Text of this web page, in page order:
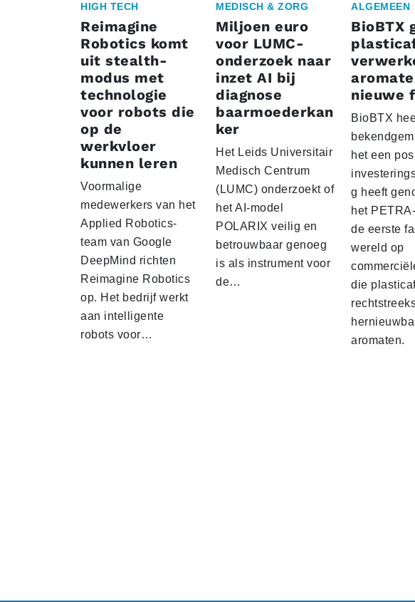
HIGH TECH
Reimagine
Robotics komt
uit stealth-
modus met
technologie
voor robots die
op de
werkvloer
kunnen leren
Voormalige
medewerkers van het
Applied Robotics-
team van Google
DeepMind richten
Reimagine Robotics
op. Het bedrijf werkt
aan intelligente
robots voor…
MEDISCH & ZORG
Miljoen euro
voor LUMC-
onderzoek naar
inzet AI bij
diagnose
baarmoederkan
ker
Het Leids Universitair
Medisch Centrum
(LUMC) onderzoekt of
het AI-model
POLARIX veilig en
betrouwbaar genoeg
is als instrument voor
de…
ALGEMEEN
BioBTX
nieuwe
BioBTX
het een
g heeft
het
de eerste
wereld op
die
aromaten.